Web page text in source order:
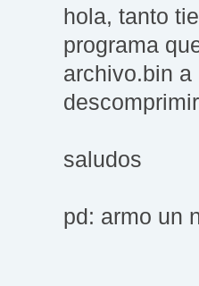
hola, tanto
programa
archivo.bin
saludos
pd: armo un